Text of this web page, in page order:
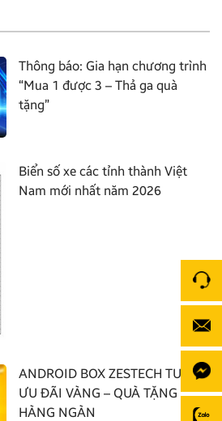
Thông báo: Gia hạn chương trình
“Mua 1 được 3 – Thả ga quà
tặng”
Biển số xe các tỉnh thành Việt
Nam mới nhất năm 2026
ANDROID BOX ZESTECH TUNG
ƯU ĐÃI VÀNG – QUÀ TẶNG
HÀNG NGÀN